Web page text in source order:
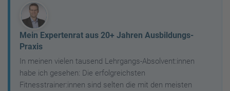
Mein Expertenrat aus 20+ Jahren Ausbildungs-
Praxis
In meinen vielen tausend Lehrgangs-Absolvent:innen
habe ich gesehen: Die erfolgreichsten
Fitnesstrainer:innen sind selten die mit den meisten